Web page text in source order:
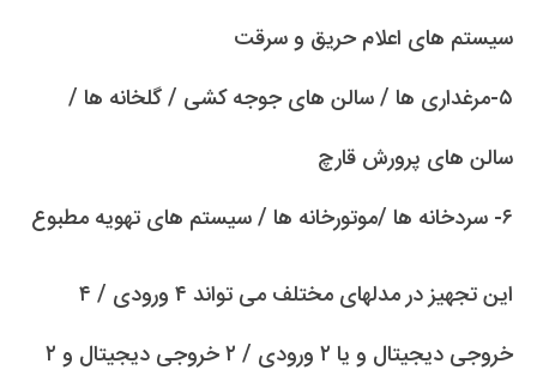
سیستم های اعلام حریق و سرقت
۵-مرغداری ها / سالن های جوجه کشی / گلخانه ها /
سالن های پرورش قارچ
۶- سردخانه ها /موتورخانه ها / سیستم های تهویه مطبوع
این تجهیز در مدلهای مختلف می تواند ۴ ورودی / ۴
خروجی دیجیتال و یا ۲ ورودی / ۲ خروجی دیجیتال و ۲